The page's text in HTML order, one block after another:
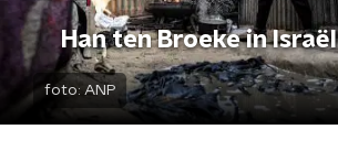
Han ten Broeke in Israël
foto: ANP